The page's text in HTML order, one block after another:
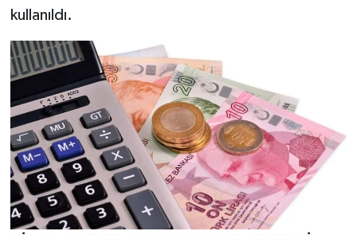
kullanıldı.